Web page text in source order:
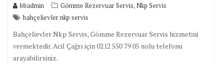
bbadmin Gömme Rezervuar Servis,Nkp Servis
bahçelievler nkp servis
Bahçelievler Nkp Servis, Gömme Rezervuar Servis hizmetini
vermektedir. Acil Çağrı için 0212 550 79 05 nolu telefonu
arayabilirsiniz.